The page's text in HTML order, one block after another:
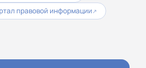
правовой информации ↗